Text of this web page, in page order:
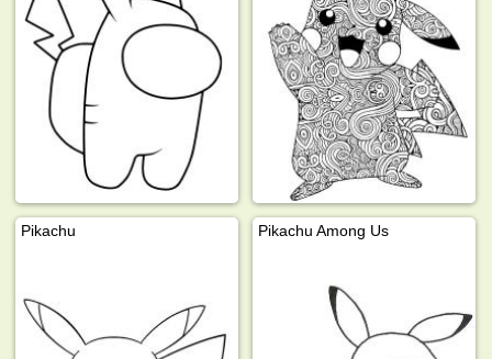
Pikachu Pikachu Among Us